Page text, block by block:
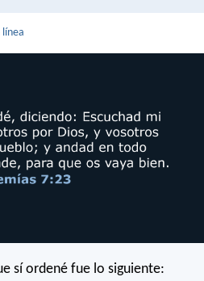
línea
sí ordené fue lo siguiente: